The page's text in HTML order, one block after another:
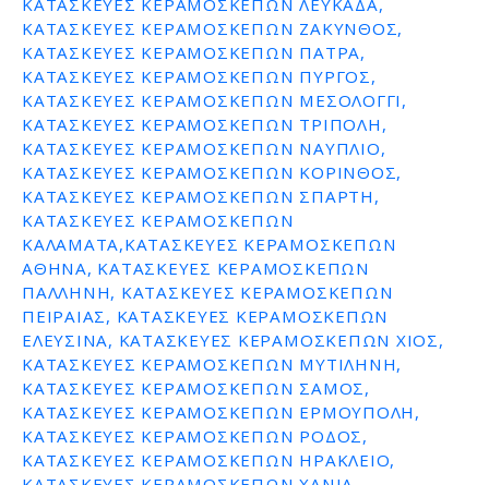
ΚΑΤΑΣΚΕΥΕΣ ΚΕΡΑΜΟΣΚΕΠΩΝ ΛΕΥΚΑΔΑ,
ΚΑΤΑΣΚΕΥΕΣ ΚΕΡΑΜΟΣΚΕΠΩΝ ΖΑΚΥΝΘΟΣ,
ΚΑΤΑΣΚΕΥΕΣ ΚΕΡΑΜΟΣΚΕΠΩΝ ΠΑΤΡΑ,
ΚΑΤΑΣΚΕΥΕΣ ΚΕΡΑΜΟΣΚΕΠΩΝ ΠΥΡΓΟΣ,
ΚΑΤΑΣΚΕΥΕΣ ΚΕΡΑΜΟΣΚΕΠΩΝ ΜΕΣΟΛΟΓΓΙ,
ΚΑΤΑΣΚΕΥΕΣ ΚΕΡΑΜΟΣΚΕΠΩΝ ΤΡΙΠΟΛΗ,
ΚΑΤΑΣΚΕΥΕΣ ΚΕΡΑΜΟΣΚΕΠΩΝ ΝΑΥΠΛΙΟ,
ΚΑΤΑΣΚΕΥΕΣ ΚΕΡΑΜΟΣΚΕΠΩΝ ΚΟΡΙΝΘΟΣ,
ΚΑΤΑΣΚΕΥΕΣ ΚΕΡΑΜΟΣΚΕΠΩΝ ΣΠΑΡΤΗ,
ΚΑΤΑΣΚΕΥΕΣ ΚΕΡΑΜΟΣΚΕΠΩΝ
ΚΑΛΑΜΑΤΑ,ΚΑΤΑΣΚΕΥΕΣ ΚΕΡΑΜΟΣΚΕΠΩΝ
ΑΘΗΝΑ, ΚΑΤΑΣΚΕΥΕΣ ΚΕΡΑΜΟΣΚΕΠΩΝ
ΠΑΛΛΗΝΗ, ΚΑΤΑΣΚΕΥΕΣ ΚΕΡΑΜΟΣΚΕΠΩΝ
ΠΕΙΡΑΙΑΣ, ΚΑΤΑΣΚΕΥΕΣ ΚΕΡΑΜΟΣΚΕΠΩΝ
ΕΛΕΥΣΙΝΑ, ΚΑΤΑΣΚΕΥΕΣ ΚΕΡΑΜΟΣΚΕΠΩΝ ΧΙΟΣ,
ΚΑΤΑΣΚΕΥΕΣ ΚΕΡΑΜΟΣΚΕΠΩΝ ΜΥΤΙΛΗΝΗ,
ΚΑΤΑΣΚΕΥΕΣ ΚΕΡΑΜΟΣΚΕΠΩΝ ΣΑΜΟΣ,
ΚΑΤΑΣΚΕΥΕΣ ΚΕΡΑΜΟΣΚΕΠΩΝ ΕΡΜΟΥΠΟΛΗ,
ΚΑΤΑΣΚΕΥΕΣ ΚΕΡΑΜΟΣΚΕΠΩΝ ΡΟΔΟΣ,
ΚΑΤΑΣΚΕΥΕΣ ΚΕΡΑΜΟΣΚΕΠΩΝ ΗΡΑΚΛΕΙΟ,